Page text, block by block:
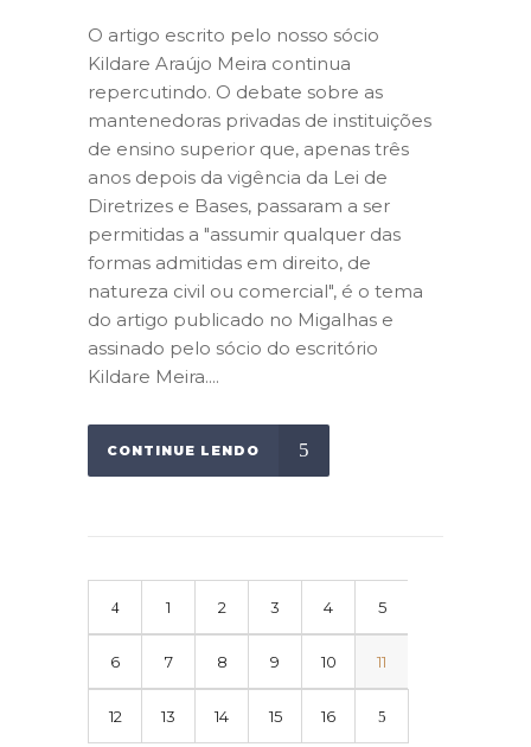
O artigo escrito pelo nosso sócio
Kildare Araújo Meira continua
repercutindo. O debate sobre as
mantenedoras privadas de instituições
de ensino superior que, apenas três
anos depois da vigência da Lei de
Diretrizes e Bases, passaram a ser
permitidas a "assumir qualquer das
formas admitidas em direito, de
natureza civil ou comercial", é o tema
do artigo publicado no Migalhas e
assinado pelo sócio do escritório
Kildare Meira....
CONTINUE LENDO
1 2 3 4 5
6 7 8 9 10 11
12 13 14 15 16